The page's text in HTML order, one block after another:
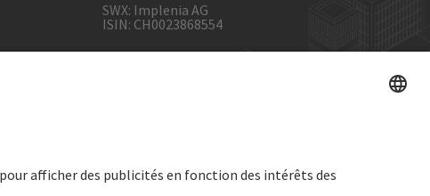
SWX: Implenia AG
ISIN: CH0023868554
62,30 CHF